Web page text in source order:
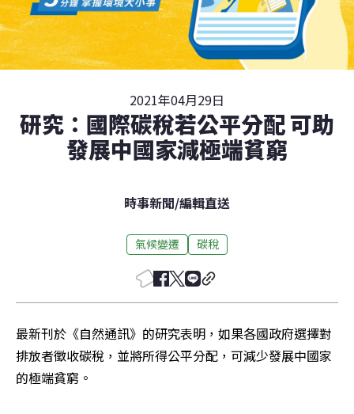
2021年04月29日
研究：國際碳稅若公平分配 可助
發展中國家減極端貧窮
時事新聞/編輯直送
氣候變遷 碳稅
最新刊於《自然通訊》的研究表明，如果各國政府選擇對
排放者徵收碳稅，並將所得公平分配，可減少發展中國家
的極端貧窮。